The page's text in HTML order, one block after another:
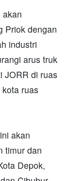
akan
Priok dengan
industri
arus truk
JORR di ruas
ruas
akan
timur dan
Depok,